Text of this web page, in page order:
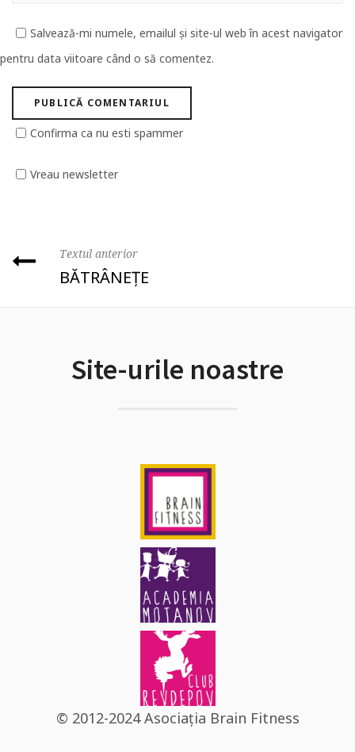
Salvează-mi numele, emailul și site-ul web în acest navigator
pentru data viitoare când o să comentez.
Confirma ca nu esti spammer
Vreau newsletter
Textul anterior
BĂTRÂNEȚE
Site-urile noastre
© 2012-2024 Asociația Brain Fitness